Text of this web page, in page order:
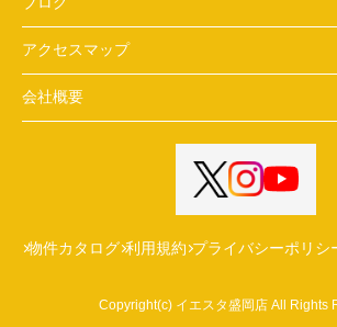
アクセスマップ
会社概要
物件カタログ 利用規約 プライバシーポリシ
Copyright(c) イエスタ盛岡店 All Rights